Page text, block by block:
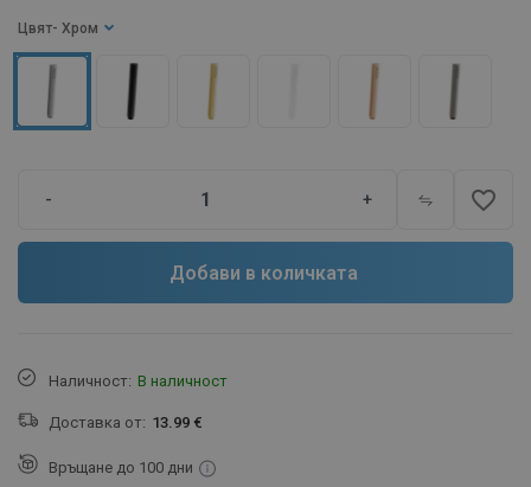
Цвят - Хром
- + favorite_border
Добави в количката
Наличност: В наличност
Доставка от: 13.99 €
Връщане до 100 дни